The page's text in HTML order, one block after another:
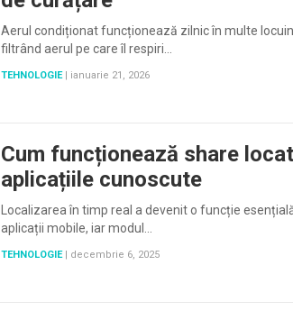
Aerul condiționat funcționează zilnic în multe
filtrând aerul pe care îl respiri…
TEHNOLOGIE | ianuarie 21, 2026
Cum funcționează share
aplicațiile cunoscute
Localizarea în timp real a devenit o funcție
aplicații mobile, iar modul…
TEHNOLOGIE decembrie 6, 2025